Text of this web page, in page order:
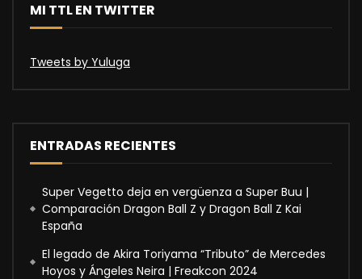
MI TTL EN TWITTER
Tweets by Yuluga
ENTRADAS RECIENTES
Super Vegetto deja en vergüenza a Super Buu |
Comparación Dragon Ball Z y Dragon Ball Z Kai
España
El legado de Akira Toriyama “Tributo” de Mercedes
Hoyos y Ángeles Neira | Freakcon 2024